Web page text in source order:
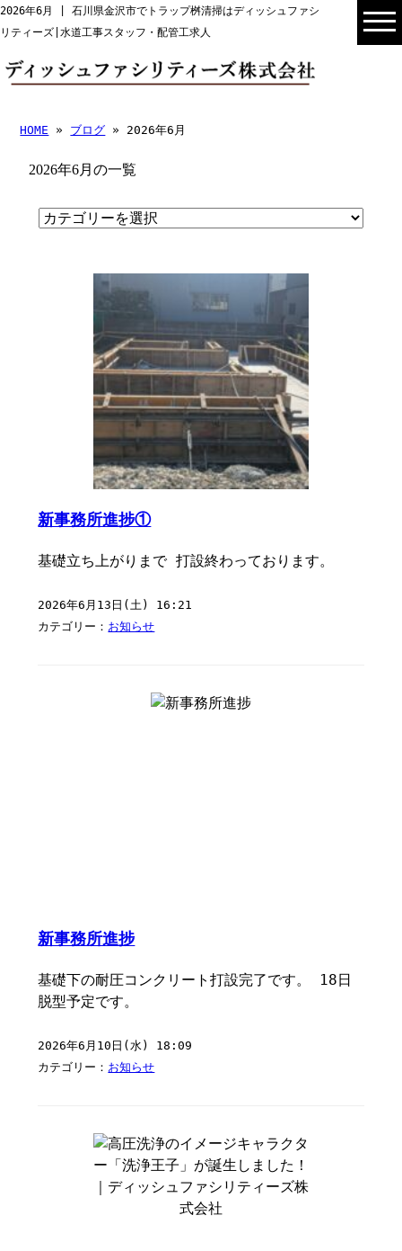
2026年6月 | 石川県金沢市でトラップ桝清掃はディッシュファシ
リティーズ|水道工事スタッフ・配管工求人
HOME » ブログ » 2026年6月
2026年6月の一覧
新事務所進捗①
基礎立ち上がりまで 打設終わっております。
2026年6月13日(土) 16:21
カテゴリー： お知らせ
新事務所進捗
基礎下の耐圧コンクリート打設完了です。 18日
脱型予定です。
2026年6月10日(水) 18:09
カテゴリー： お知らせ